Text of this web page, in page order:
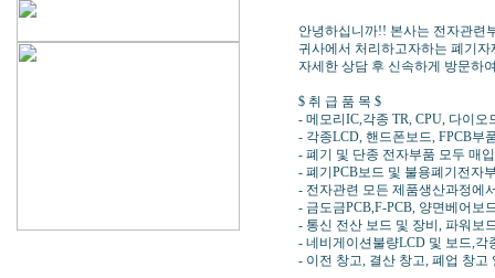
안녕하십니까!! 본사는 전자관련
귀사에서 처리하고자하는 폐기
자세한 상담 후 신속하게 방문하
$ 취 급 품 목 $
- 메모리IC,각종 TR, CPU, 다이
- 각종LCD, 핸드폰보드, FPCB부
- 폐기 및 단종 전자부품 모두 매
- 폐기PCB보드 및 불용폐기전자
- 전자관련 모든 제품생산과정에
- 금도금PCB,F-PCB, 양면베어보
- 통신 전산 보드 및 장비, 파워보
- 네비게이션불량LCD 및 보드,각
- 이전 창고, 결산 창고, 폐업 창고